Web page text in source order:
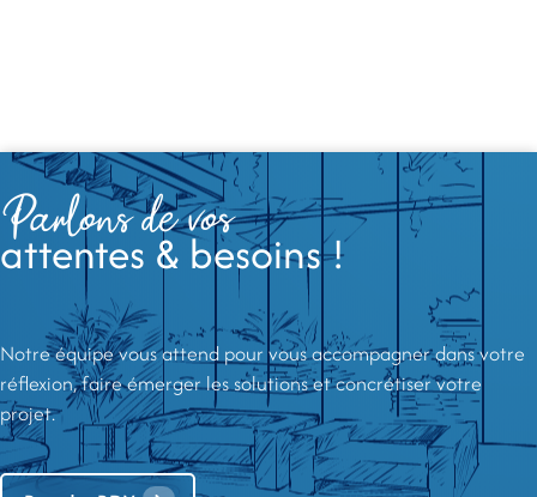
Parlons de vos
attentes & besoins !
Notre équipe vous attend pour vous accompagner dans votre
réflexion, faire émerger les solutions et concrétiser votre
projet.